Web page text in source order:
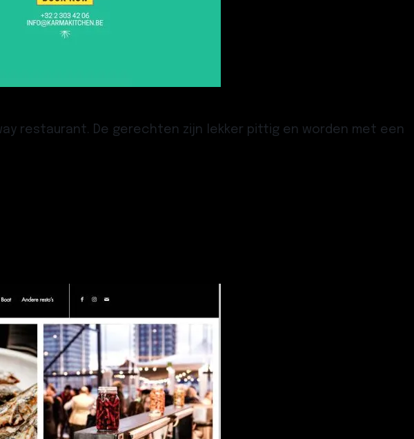
restaurant. De gerechten zijn lekker pittig en worden met een